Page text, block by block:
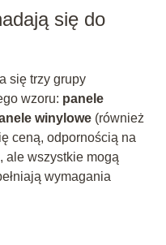
się do
się trzy grupy
wzoru: panele
winylowe(również
ceną, odpornością na
ale wszystkie mogą
wymagania